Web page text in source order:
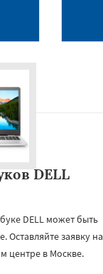
DELL
DELL может быть
Оставляйте заявку на
центре в Москве.